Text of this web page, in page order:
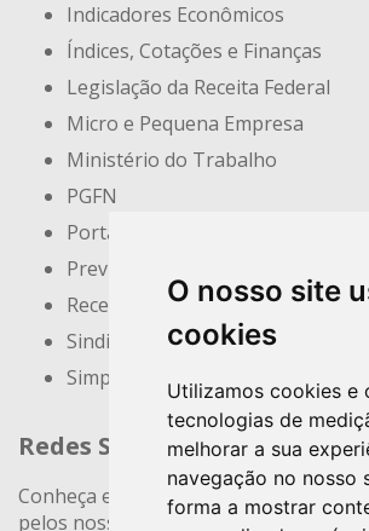
O nosso site
cookies
Utilizamos cookies e
tecnologias de
melhorar a sua
navegação no nosso
forma a mostrar
Indicadores Econômicos
Índices, Cotações e Finanças
Legislação da Receita Federal
Micro e Pequena Empresa
Ministério do Trabalho
PGFN
Portal do Empreendedor
Previdência Social
Receita Federal
Sindicatos e Associações
Simples Nacional
Redes Sociais
Conheça e siga nossos canais.
pelos nossos perfis e saiba de todas as